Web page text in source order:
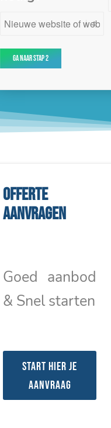
Offerte
aanvragen
Goed aanbod
& Snel starten
Start hier je
aanvraag